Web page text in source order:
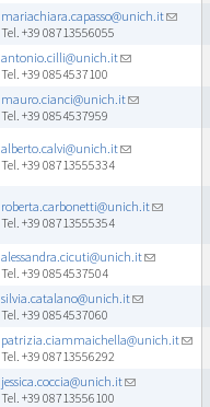
mariachiara.capasso@unich.it
Tel. +39 08713556055
antonio.cilli@unich.it
Tel. +39 0854537100
mauro.cianci@unich.it
Tel. +39 0854537959
alberto.calvi@unich.it
Tel. +39 08713555334
roberta.carbonetti@unich.it
Tel. +39 08713555354
alessandra.cicuti@unich.it
Tel. +39 0854537504
silvia.catalano@unich.it
Tel. +39 0854537060
patrizia.ciammaichella@unich.it
Tel. +39 08713556292
jessica.coccia@unich.it
Tel. +39 08713556100